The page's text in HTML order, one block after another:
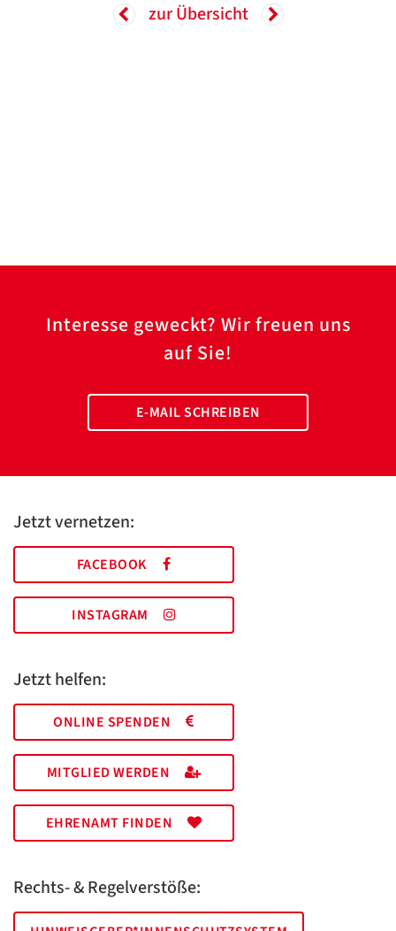
zur Übersicht
Interesse geweckt? Wir freuen uns
auf Sie!
E-MAIL SCHREIBEN
Jetzt vernetzen:
FACEBOOK
INSTAGRAM
Jetzt helfen:
ONLINE SPENDEN
MITGLIED WERDEN
EHRENAMT FINDEN
Rechts- & Regelverstöße: